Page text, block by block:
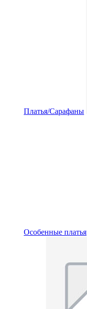
Платья/Сарафаны
Особенные платья